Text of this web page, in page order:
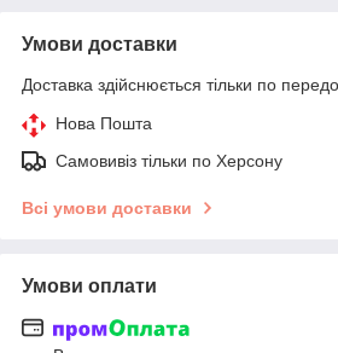
Умови доставки
Доставка здійснюється тільки по
Нова Пошта
Самовивіз тільки по Херсону
Всі умови доставки
Умови оплати